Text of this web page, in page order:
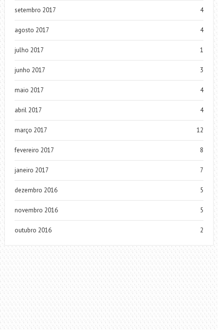
setembro 2017 4
agosto 2017 4
julho 2017 1
junho 2017 3
maio 2017 4
abril 2017 4
março 2017 12
fevereiro 2017 8
janeiro 2017 7
dezembro 2016 5
novembro 2016 5
outubro 2016 2